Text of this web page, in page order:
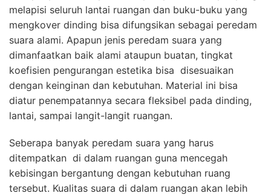
melapisi seluruh lantai ruangan dan buku-buku yang
mengkover dinding bisa difungsikan sebagai peredam
suara alami. Apapun jenis peredam suara yang
dimanfaatkan baik alami ataupun buatan, tingkat
koefisien pengurangan estetika bisa disesuaikan
dengan keinginan dan kebutuhan. Material ini bisa
diatur penempatannya secara fleksibel pada dinding,
lantai, sampai langit-langit ruangan.
Seberapa banyak peredam suara yang harus
ditempatkan di dalam ruangan guna mencegah
kebisingan bergantung dengan kebutuhan ruang
tersebut. Kualitas suara di dalam ruangan akan lebih